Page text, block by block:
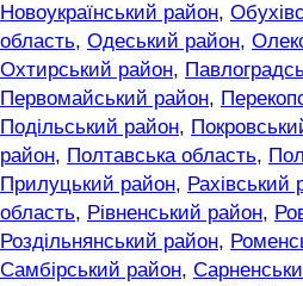
Новоукраїнський район,
область, Одеський район,
Охтирський район,
Первомайський район,
Подільський район,
район, Полтавська область,
Прилуцький район, Рахівський
область, Рівненський район,
Роздільнянський район,
Самбірський район,